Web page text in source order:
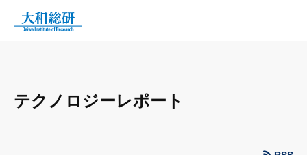
テクノロジーレポート